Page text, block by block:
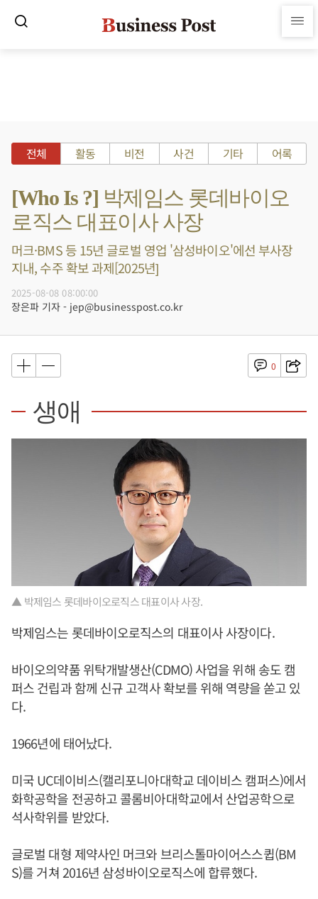
전체 활동 비전 사건 기타 어록
[Who Is ?] 박제임스 롯데바이오
로직스 대표이사 사장
머크·BMS 등 15년 글로벌 영업 '삼성바이오'에선 부사장
지내, 수주 확보 과제[2025년]
2025-08-08 08:00:00
장은파 기자 - jep@businesspost.co.kr
0
생애
▲ 박제임스 롯데바이오로직스 대표이사 사장.
박제임스는 롯데바이오로직스의 대표이사 사장이다.
바이오의약품 위탁개발생산(CDMO) 사업을 위해 송도 캠
퍼스 건립과 함께 신규 고객사 확보를 위해 역량을 쏟고 있
다.
1966년에 태어났다.
미국 UC데이비스(캘리포니아대학교 데이비스 캠퍼스)에서
화학공학을 전공하고 콜롬비아대학교에서 산업공학으로
석사학위를 받았다.
글로벌 대형 제약사인 머크와 브리스톨마이어스스큅(BM
S)를 거쳐 2016년 삼성바이오로직스에 합류했다.